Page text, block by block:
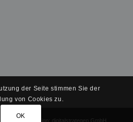
Konzept + Design: digitalstrategen GmbH
der Seite stimmen Sie der
von Cookies zu.
OK